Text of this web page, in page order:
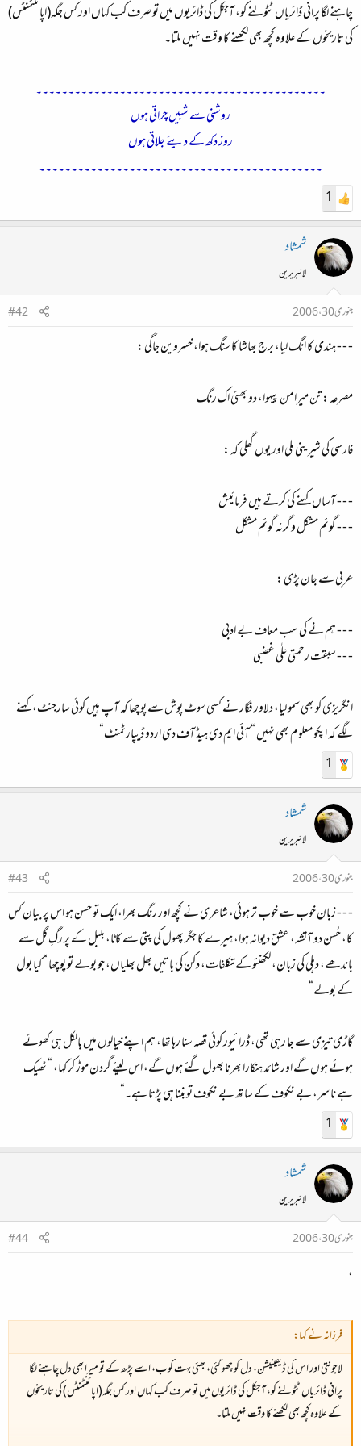
چاہنے لگا پرانی ڈائریاں ٹٹولنے کو، آجکل کی ڈائریوں میں تو صرف کب کہاں اور کس جگہ(اپائنٹمنٹس)
کی تاریخوں کے علاوہ کچھ بھی لکھنے کا وقت نہیں ملتا۔
۔۔۔۔۔۔۔۔۔۔۔۔۔۔۔۔۔۔۔۔۔۔۔۔۔۔۔۔۔۔۔۔۔۔۔۔۔۔۔۔۔۔۔۔۔
روشنی سے شبیں چراتی ہوں
روز دکھ کے دیئے جلاتی ہوں
۔۔۔۔۔۔۔۔۔۔۔۔۔۔۔۔۔۔۔۔۔۔۔۔۔۔۔۔۔۔۔۔۔۔۔۔۔۔۔۔۔۔۔۔​
1
شمشاد
لائبریرین
جنوری 30، 2006
#42
- - - ہندی کا انگ لیا، برج بھاشا کا سنگ ہوا، خسروین جاگی :
مصرعہ : تن میرا من پیہوا، دو بھئی اک رنگ
فارسی کی شیرینی ملی اور یوں گھلی کہ :
- - - آساں کہنے کی کرتے ہیں فرمائیش
- - - گوئم مشکل وگرنہ گوئم مشکل
عربی سے جان پڑی :
- - - ہم نے کی سب معاف بے ادبی
- - - سبقت رحمتی علٰی غضبی
انگریزی کو بھی سمو لیا، دلاور فگار نے کسی سوٹ پوش سے پوچھا کہ آپ ہیں کوئی سارجنٹ، کہنے
لگے کہ اپکو معلوم بھی نہیں “ آئی ایم دی ہیڈ آف دی اردو ڈیپارٹمنٹ“
1
شمشاد
لائبریرین
جنوری 30، 2006
#43
- - - زبان خوب سے خوب تر ہوئی، شاعری نے کچھ اور رنگ بھرا، ایک تو حسن ہو اس پر بیان کس
کا، حُسن دو آتشہ، عشق دیوانہ ہوا، ہیرے کا جگر پھول کی پتی سے کاٹا، بلبل کے پر رگِ گل سے
باندھے، دہلی کی زبان، لکھنئو کے تکلفات، دکن کی باتیں بھل بھلیاں، جو بولے تو پوچھا “ کیا بول
کے بولے“
گاڑی تیزی سے جا رہی تھی، ڈرائیور کوئی قصہ سنا رہا تھا، ہم اپنے خیالوں میں بالکل ہی کھوئے
ہوئے ہوں گے اور شائد ہنکارا بھرنا بھول گئے ہوں گے، اس لیئے گردن موڑ کر کہا، “ ٹھیک
ہے نا سر، بے نکوف کے ساتھ بے نکوف تو بننا ہی پڑتا ہے۔“
1
شمشاد
لائبریرین
جنوری 30، 2006
#44
،
فرزانہ نے کہا:
لاجونتی اور اس کی ڈیفینیشن، دل کو چھو گئی، بھئی بہت کوب، اسے پڑھ کے تو میرا بھی دل چاہنے لگا
پرانی ڈائریاں ٹٹولنے کو، آجکل کی ڈائریوں میں تو صرف کب کہاں اور کس جگہ(اپائنٹمنٹس) کی تاریخوں
کے علاوہ کچھ بھی لکھنے کا وقت نہیں ملتا۔